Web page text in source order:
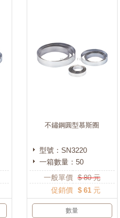
不鏽鋼圓型慕斯圈
型號：SN3220
一箱數量：50
一般單價 $80元
促銷價
$ 61 元